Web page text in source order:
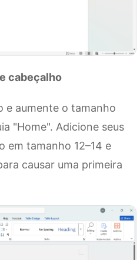
cabeçalho
e aumente o tamanho
"Home". Adicione seus
em tamanho 12–14 e
causar uma primeira